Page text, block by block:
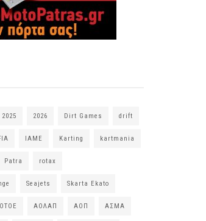
2025 2026 Dirt Games drift
IAME Karting kartmania
Patra rotax
Seajets Skarta Ekato
ΑΟΛΑΠ ΑΟΠ ΑΣΜΑ